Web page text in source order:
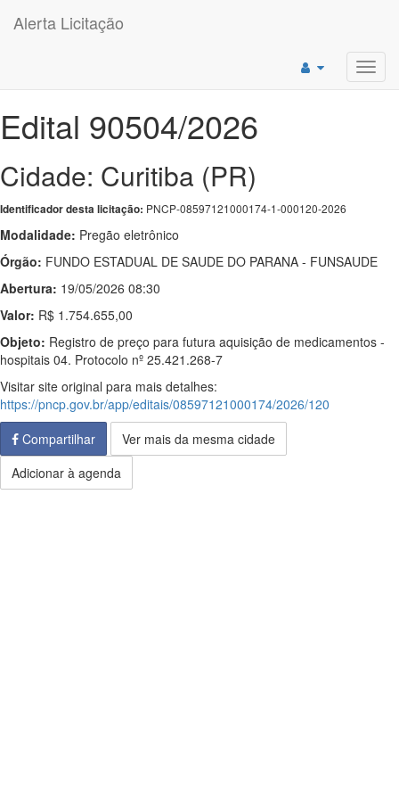
Alerta Licitação
Edital 90504/2026
Cidade: Curitiba (PR)
Identificador desta licitação: PNCP-08597121000174-1-000120-2026
Modalidade: Pregão eletrônico
Órgão: FUNDO ESTADUAL DE SAUDE DO PARANA - FUNSAUDE
Abertura: 19/05/2026 08:30
Valor: R$ 1.754.655,00
Objeto: Registro de preço para futura aquisição de medicamentos -
hospitais 04. Protocolo nº 25.421.268-7
Visitar site original para mais detalhes:
https://pncp.gov.br/app/editais/08597121000174/2026/120
Compartilhar
Ver mais da mesma cidade
Adicionar à agenda